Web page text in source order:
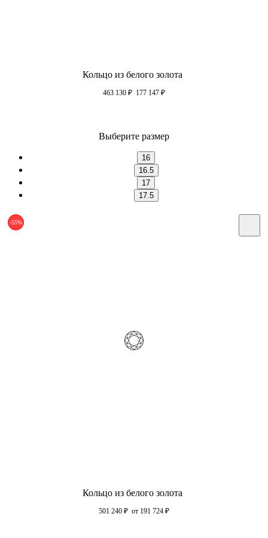
Кольцо из белого золота
463 130 ₽ 177 147 ₽
Выберите размер
16
16.5
17
17.5
-55%
Кольцо из белого золота
501 240 ₽ от 191 724 ₽